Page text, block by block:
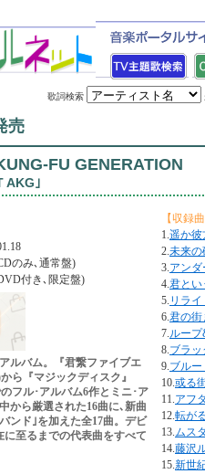
歌詞検索
売
FU GENERATION
AKG｣
【収録曲
1.遥か彼
2.未来の
3.アンダ
4.君とい
5. リライ
6.君の街
7.ルー
8.ブラッ
9.ブルー
10.或る
11.アフ
12.転が
13.ムス
14.藤沢
15.新世
のみ､通常盤)
付き､限定盤)
ルバム。『君繋ファイブエ
ら『マジックディスク』
フル･アルバム6作とミニ･ア
から厳選された16曲に､新曲
ンド｣を加えた全17曲。デビ
に至るまでの代表曲をすべて